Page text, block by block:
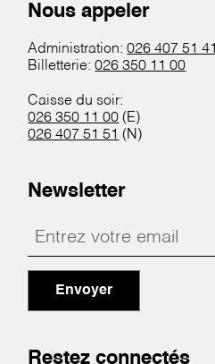
Nous appeler
Administration:026 407 51 41
Billetterie:026 350 11 00
Caisse du soir:
026 350 11 00 (E)
026 407 51 51 (N)
Newsletter
Envoyer
Restez connectés